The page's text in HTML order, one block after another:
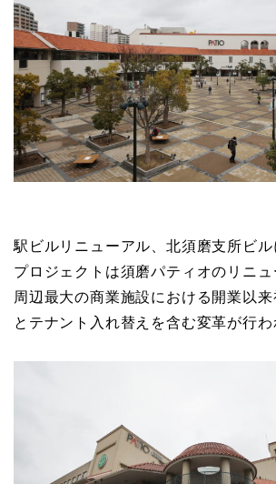
駅ビルリニューアル、北須磨支所ビ
プロジェクトは須磨パティオのリニ
周辺最大の商業施設における開業以
とテナント入れ替えを含む変革が行わ